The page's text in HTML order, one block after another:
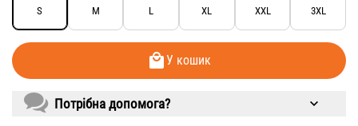
S M L XL XXL 3XL
У кошик
Потрібна допомога?